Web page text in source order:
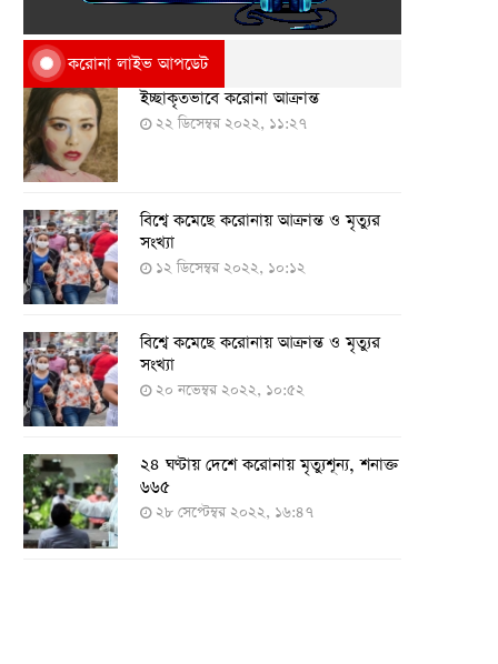
করোনা লাইভ আপডেট
ইচ্ছাকৃতভাবে করোনা আক্রান্ত
২২ ডিসেম্বর ২০২২, ১১:২৭
বিশ্বে কমেছে করোনায় আক্রান্ত ও মৃত্যুর
সংখ্যা
১২ ডিসেম্বর ২০২২, ১০:১২
বিশ্বে কমেছে করোনায় আক্রান্ত ও মৃত্যুর
সংখ্যা
২০ নভেম্বর ২০২২, ১০:৫২
২৪ ঘণ্টায় দেশে করোনায় মৃত্যুশূন্য, শনাক্ত
৬৬৫
২৮ সেপ্টেম্বর ২০২২, ১৬:৪৭